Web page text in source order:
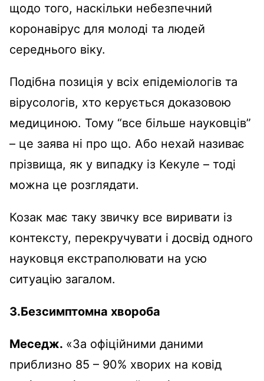
щодо того, наскільки небезпечний
коронавірус для молоді та людей
середнього віку.
Подібна позиція у всіх епідеміологів та
вірусологів, хто керується доказовою
медициною. Тому “все більше науковців”
– це заява ні про що. Або нехай називає
прізвища, як у випадку із Кекуле – тоді
можна це розглядати.
Козак має таку звичку все виривати із
контексту, перекручувати і досвід одного
науковця екстраполювати на усю
ситуацію загалом.
3.Безсимптомна хвороба
Меседж. «За офіційними даними
приблизно 85 – 90% хворих на ковід